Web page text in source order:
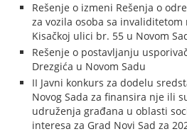
Rešenje o izmeni Rešenja o
za vozila osoba sa
Kisačkoj ulici br. 55 u Novom
Rešenje o postavljanju
Drezgića u Novom Sadu
II Javni konkurs za dodelu
Novog Sada za finansira nje ili
udruženja građana u oblasti
interesa za Grad Novi Sad za